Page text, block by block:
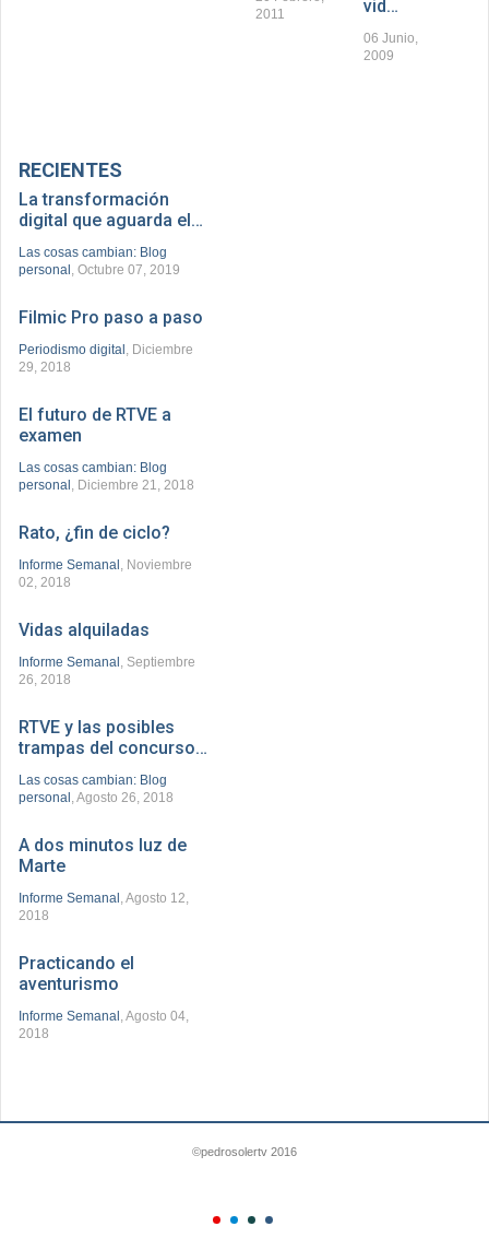
2011
vid…
06 Junio,
2009
RECIENTES
La transformación
digital que aguarda el…
Las cosas cambian: Blog
personal , Octubre 07, 2019
Filmic Pro paso a paso
Periodismo digital , Diciembre
29, 2018
El futuro de RTVE a
examen
Las cosas cambian: Blog
personal , Diciembre 21, 2018
Rato, ¿fin de ciclo?
Informe Semanal , Noviembre
02, 2018
Vidas alquiladas
Informe Semanal , Septiembre
26, 2018
RTVE y las posibles
trampas del concurso…
Las cosas cambian: Blog
personal , Agosto 26, 2018
A dos minutos luz de
Marte
Informe Semanal , Agosto 12,
2018
Practicando el
aventurismo
Informe Semanal , Agosto 04,
2018
©pedrosolertv 2016